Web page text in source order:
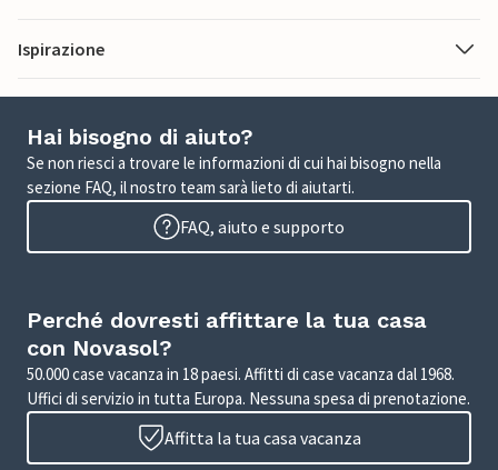
Ispirazione
Hai bisogno di aiuto?
Se non riesci a trovare le informazioni di cui hai bisogno nella
sezione FAQ, il nostro team sarà lieto di aiutarti.
FAQ, aiuto e supporto
Perché dovresti affittare la tua casa
con Novasol?
50.000 case vacanza in 18 paesi. Affitti di case vacanza dal 1968.
Uffici di servizio in tutta Europa. Nessuna spesa di prenotazione.
Affitta la tua casa vacanza